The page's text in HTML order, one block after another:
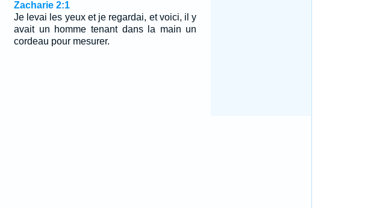
Zacharie 2:1
Je levai les yeux et je regardai, et voici, il y
avait un homme tenant dans la main un
cordeau pour mesurer.